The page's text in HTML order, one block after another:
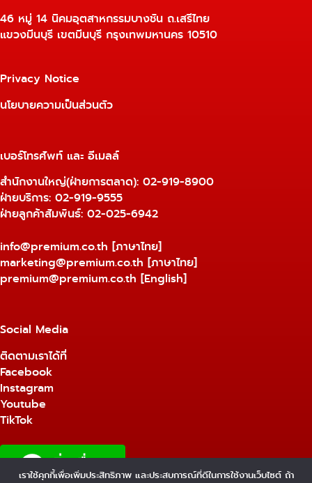
46 หมู่ 14 นิคมอุตสาหกรรมบางชัน ถ.เสรีไทย
แขวงมีนบุรี เขตมีนบุรี กรุงเทพมหานคร 10510
Privacy Notice
นโยบายความเป็นส่วนตัว
เบอร์โทรศัพท์ และ อีเมลล์
สำนักงานใหญ่(ฝ่ายการตลาด): 02-919-8900
ฝ่ายบริการ: 02-919-9555
ฝ่ายลูกค้าสัมพันธ์: 02-025-6942
info@premium.co.th [ภาษาไทย]
marketing@premium.co.th [ภาษาไทย]
premium@premium.co.th [English]
Social Media
ติดตามเราได้ที่
Facebook
Instagram
Youtube
TikTok
เราใช้คุกกี้เพื่อเพิ่มประสิทธิภาพ และประสบการณ์ที่ดีในการใช้งานเว็บไซต์ ถ้า
1